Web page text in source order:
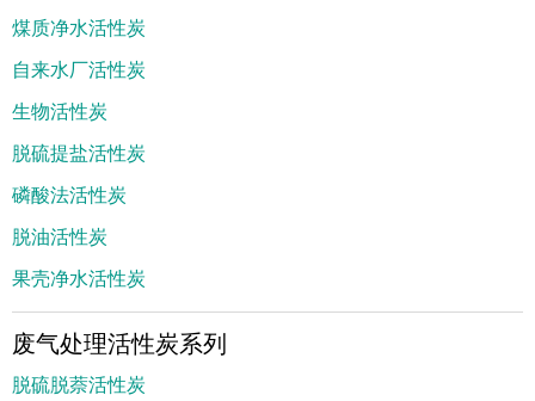
煤质净水活性炭
自来水厂活性炭
生物活性炭
脱硫提盐活性炭
磷酸法活性炭
脱油活性炭
果壳净水活性炭
废气处理活性炭系列
脱硫脱萘活性炭